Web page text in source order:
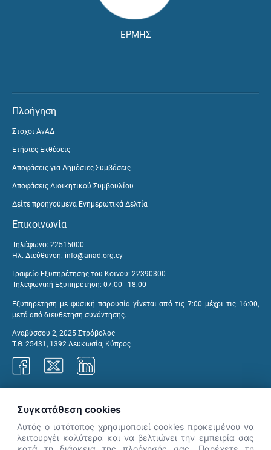
ΕΡΜΗΣ
Πλοήγηση
Στόχοι ΑνΑΔ
Ετήσιες Εκθέσεις
Αποφάσεις για Δημόσιες Συμβάσεις
Αποφάσεις Διοικητικού Συμβουλίου
Δείτε προηγούμενα Ενημερωτικά Δελτία
Επικοινωνία
Τηλέφωνο: 22515000
Ηλ. Διεύθυνση: info@anad.org.cy
Γραφείο Εξυπηρέτησης του Κοινού: 22390300
Τηλεφωνική Εξυπηρέτηση: 07:00 - 18:00
Εξυπηρέτηση με φυσική παρουσία γίνεται από τις 7:00 μέχρι τις 16:00,
μετά από διευθέτηση συνάντησης.
Αναβύσσου 2, 2025 Στρόβολος
Τ.Θ. 25431, 1392 Λευκωσία, Κύπρος
Συγκατάθεση cookies
Αυτός ο ιστότοπος χρησιμοποιεί cookies προκειμένου να
λειτουργέι καλύτερα και να βελτιώνει την εμπειρία σας